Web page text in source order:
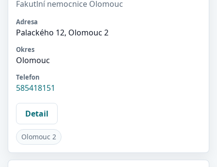
Fakutlní nemocnice Olomouc
Adresa
Palackého 12, Olomouc 2
Okres
Olomouc
Telefon
585418151
Detail
Olomouc 2